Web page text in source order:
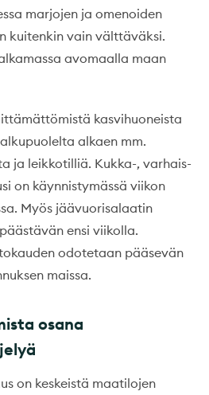
marjojen ja omenoiden
kuitenkin vain välttäväksi.
avomaalla maan
kasvihuoneista
alkaen mm.
ja leikkotilliä. Kukka-, varhais-
on käynnistymässä viikon
Myös jäävuorisalaatin
ensi viikolla.
odotetaan pääsevän
maissa.
osana
on keskeistä maatilojen